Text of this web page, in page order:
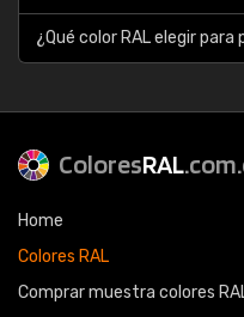
¿Qué color RAL elegir
ColoresRAL
Home
Colores RAL
Comprar muestra colores